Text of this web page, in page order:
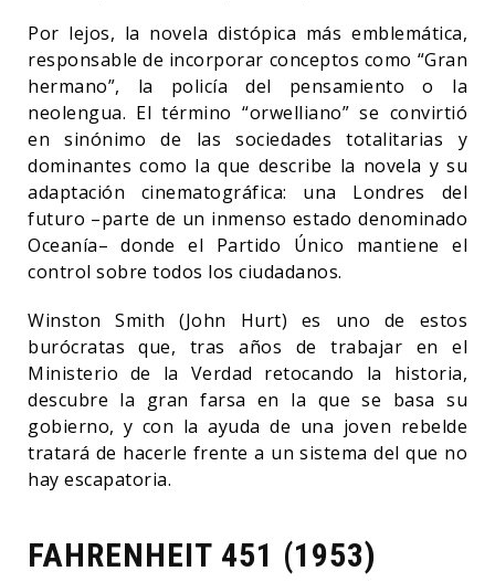
Por lejos, la novela distópica más emblemática,
responsable de incorporar conceptos como “Gran
hermano”, la policía del pensamiento o la
neolengua. El término “orwelliano” se convirtió
en sinónimo de las sociedades totalitarias y
dominantes como la que describe la novela y su
adaptación cinematográfica: una Londres del
futuro –parte de un inmenso estado denominado
Oceanía– donde el Partido Único mantiene el
control sobre todos los ciudadanos.
Winston Smith (John Hurt) es uno de estos
burócratas que, tras años de trabajar en el
Ministerio de la Verdad retocando la historia,
descubre la gran farsa en la que se basa su
gobierno, y con la ayuda de una joven rebelde
tratará de hacerle frente a un sistema del que no
hay escapatoria.
FAHRENHEIT 451 (1953)